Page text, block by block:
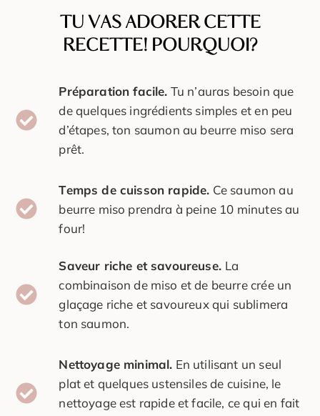
TU VAS ADORER CETTE
RECETTE! POURQUOI?
Préparation facile. Tu n’auras besoin que
de quelques ingrédients simples et en peu
d’étapes, ton saumon au beurre miso sera
prêt.
Temps de cuisson rapide. Ce saumon au
beurre miso prendra à peine 10 minutes au
four!
Saveur riche et savoureuse. La
combinaison de miso et de beurre crée un
glaçage riche et savoureux qui sublimera
ton saumon.
Nettoyage minimal. En utilisant un seul
plat et quelques ustensiles de cuisine, le
nettoyage est rapide et facile, ce qui en fait